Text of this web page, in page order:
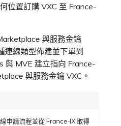
提供技術支援聯絡方式
設定財務資訊
更新公司資訊
Cisco Webex
Cloudflare
Google Cloud
DigitalOcean MCR 連線
Google MCR 連線
IBM Cloud Direct Link MCR
連線
Palo Alto Networks
Versa SD-WAN
VMware SD-WAN
連線 MVE
終止 MVE
終止 MVE
終止 MVE
終止 MVE
將 MPLS 與 SDCI 整合
終止 MVE
終止 MVE
基於 FGSP 設定 Fortinet 防
火牆高可用性
終止 MVE
終止 MVE
終止 MVE
終止 MVE
位置訂購 VXC 至 France-
與服務金鑰
連線類型佈建並下單到
與 MVE 建立指向 France-
與服務金鑰 VXC。
申請流程並從 France-IX 取得